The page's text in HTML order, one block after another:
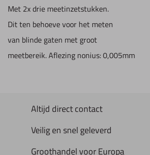
Met 2x drie meetinzetstukken.
Dit ten behoeve voor het meten
van blinde gaten met groot
meetbereik. Aflezing nonius: 0,005mm
Altijd direct contact
Veilig en snel geleverd
Groothandel voor Europa